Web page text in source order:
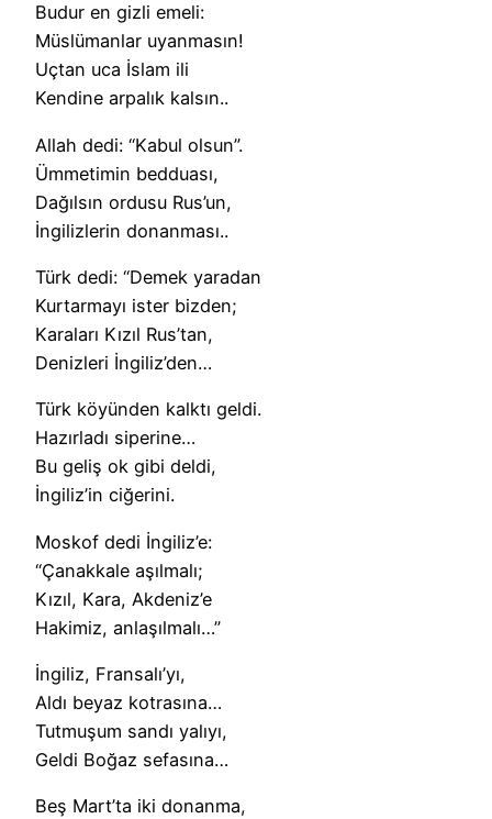
Budur en gizli emeli:
Müslümanlar uyanmasın!
Uçtan uca İslam ili
Kendine arpalık kalsın..
Allah dedi: “Kabul olsun”.
Ümmetimin bedduası,
Dağılsın ordusu Rus’un,
İngilizlerin donanması..
Türk dedi: “Demek yaradan
Kurtarmayı ister bizden;
Karaları Kızıl Rus’tan,
Denizleri İngiliz’den…
Türk köyünden kalktı geldi.
Hazırladı siperine…
Bu geliş ok gibi deldi,
İngiliz’in ciğerini.
Moskof dedi İngiliz’e:
“Çanakkale aşılmalı;
Kızıl, Kara, Akdeniz’e
Hakimiz, anlaşılmalı…”
İngiliz, Fransalı’yı,
Aldı beyaz kotrasına…
Tutmuşum sandı yalıyı,
Geldi Boğaz sefasına…
Beş Mart’ta iki donanma,